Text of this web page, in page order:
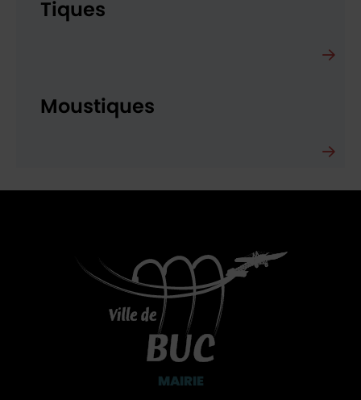
Tiques
Moustiques
MAIRIE